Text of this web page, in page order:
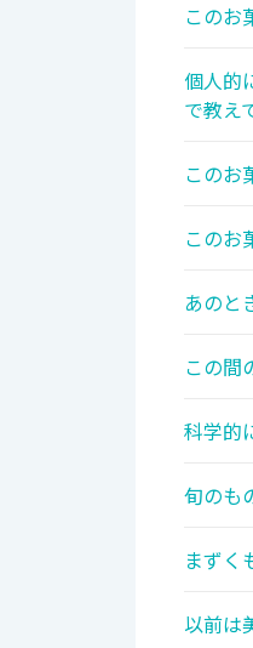
このお
個人的
で教え
このお
このお
あのと
この間
科学的
旬のも
まずく
以前は